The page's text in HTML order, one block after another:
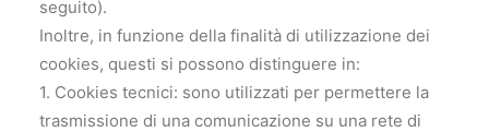
seguito).
Inoltre, in funzione della finalità di utilizzazione dei
cookies, questi si possono distinguere in:
1. Cookies tecnici: sono utilizzati per permettere la
trasmissione di una comunicazione su una rete di